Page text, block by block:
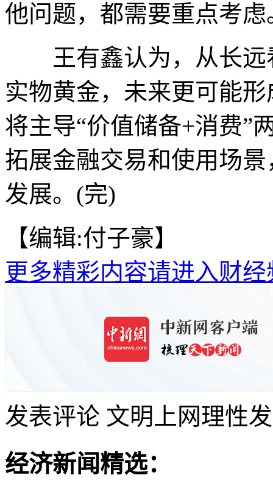
他问题，都需要重点考虑
王有鑫认为，从长远
实物黄金，未来更可能
将主导“价值储备+消费”
拓展金融交易和使用场
发展。(完)
【编辑:付子豪】
更多精彩内容请进入财经
发表评论 文明上网理性
经济新闻精选：